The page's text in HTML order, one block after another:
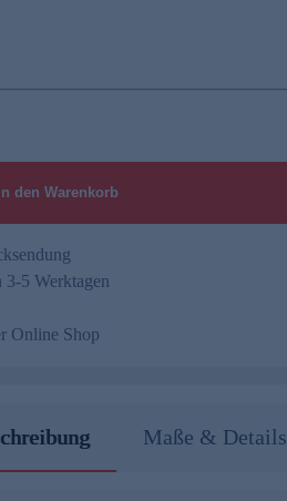
In den Warenkorb
3-5 Werktagen
Online Shop
Maße & Details